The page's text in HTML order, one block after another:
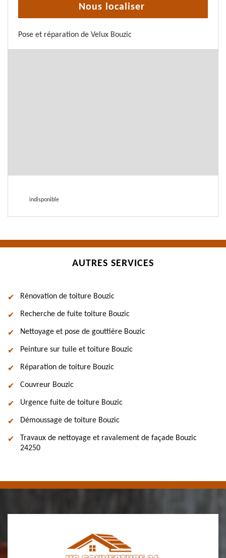
Nous localiser
Pose et réparation de Velux Bouzic
indisponible
AUTRES SERVICES
Rénovation de toiture Bouzic
Recherche de fuite toiture Bouzic
Nettoyage et pose de gouttière Bouzic
Peinture sur tuile et toiture Bouzic
Réparation de toiture Bouzic
Couvreur Bouzic
Urgence fuite de toiture Bouzic
Démoussage de toiture Bouzic
Travaux de nettoyage et ravalement de façade Bouzic
24250